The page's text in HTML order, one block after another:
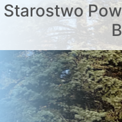
Starostwo